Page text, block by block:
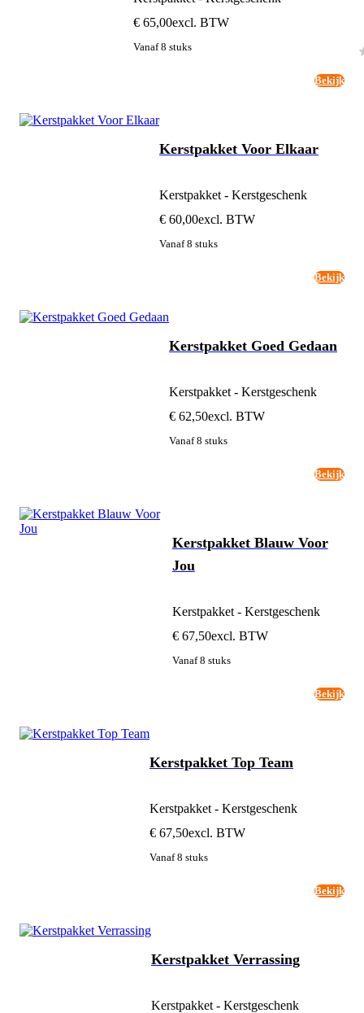
€ 65,00excl. BTW
Vanaf 8 stuks
Bekijk
Kerstpakket Voor Elkaar
Kerstpakket - Kerstgeschenk
€ 60,00excl. BTW
Vanaf 8 stuks
Bekijk
Kerstpakket Goed Gedaan
Kerstpakket - Kerstgeschenk
€ 62,50excl. BTW
Vanaf 8 stuks
Bekijk
Kerstpakket Blauw Voor
Jou
Kerstpakket - Kerstgeschenk
€ 67,50excl. BTW
Vanaf 8 stuks
Bekijk
Kerstpakket Top Team
Kerstpakket - Kerstgeschenk
€ 67,50excl. BTW
Vanaf 8 stuks
Bekijk
Kerstpakket Verrassing
Kerstpakket - Kerstgeschenk